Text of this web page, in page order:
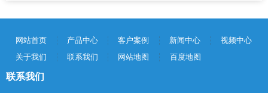
网站首页 产品中心 客户案例 新闻中心
视频中心
关于我们
联系我们 网站地图 百度地图
联系我们